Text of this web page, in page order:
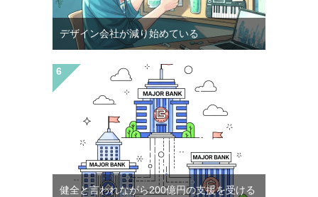
デザイン会社が減り始めている
健全と言われながら200億円の支援を受ける